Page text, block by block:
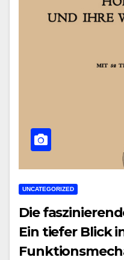
UNCATEGORIZED
Die
Ein tiefer Blick